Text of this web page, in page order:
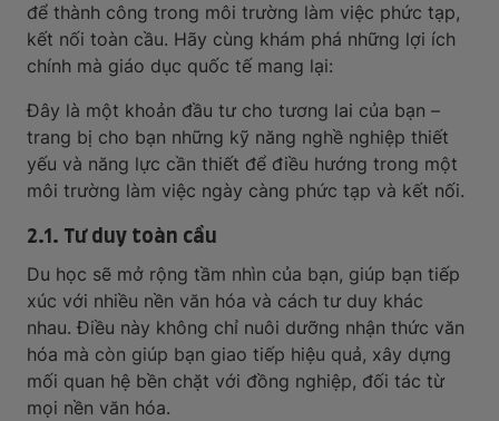
để thành công trong môi trường làm việc phức tạp,
kết nối toàn cầu. Hãy cùng khám phá những lợi ích
chính mà giáo dục quốc tế mang lại:
Đây là một khoản đầu tư cho tương lai của bạn –
trang bị cho bạn những kỹ năng nghề nghiệp thiết
yếu và năng lực cần thiết để điều hướng trong một
môi trường làm việc ngày càng phức tạp và kết nối.
2.1. Tư duy toàn cầu
Du học sẽ mở rộng tầm nhìn của bạn, giúp bạn tiếp
xúc với nhiều nền văn hóa và cách tư duy khác
nhau. Điều này không chỉ nuôi dưỡng nhận thức văn
hóa mà còn giúp bạn giao tiếp hiệu quả, xây dựng
mối quan hệ bền chặt với đồng nghiệp, đối tác từ
mọi nền văn hóa.